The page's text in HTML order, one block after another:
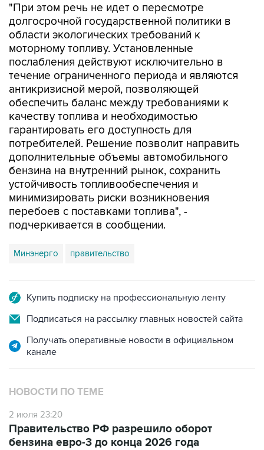
"При этом речь не идет о пересмотре
долгосрочной государственной политики в
области экологических требований к
моторному топливу. Установленные
послабления действуют исключительно в
течение ограниченного периода и являются
антикризисной мерой, позволяющей
обеспечить баланс между требованиями к
качеству топлива и необходимостью
гарантировать его доступность для
потребителей. Решение позволит направить
дополнительные объемы автомобильного
бензина на внутренний рынок, сохранить
устойчивость топливообеспечения и
минимизировать риски возникновения
перебоев с поставками топлива", -
подчеркивается в сообщении.
Минэнерго правительство
Купить подписку на профессиональную ленту
Подписаться на рассылку главных новостей сайта
Получать оперативные новости в официальном
канале
НОВОСТИ ПО ТЕМЕ
2 июля 23:20
Правительство РФ разрешило оборот
бензина евро-3 до конца 2026 года